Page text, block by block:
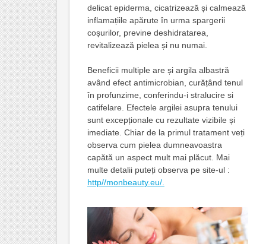
delicat epiderma, cicatrizează și calmează
inflamațiile apărute în urma spargerii
coșurilor, previne deshidratarea,
revitalizează pielea și nu numai.
Beneficii multiple are și argila albastră
având efect antimicrobian, curățând tenul
în profunzime, conferindu-i stralucire si
catifelare. Efectele argilei asupra tenului
sunt excepționale cu rezultate vizibile și
imediate. Chiar de la primul tratament veți
observa cum pielea dumneavoastra
capătă un aspect mult mai plăcut. Mai
multe detalii puteți observa pe site-ul :
http//monbeauty.eu/.